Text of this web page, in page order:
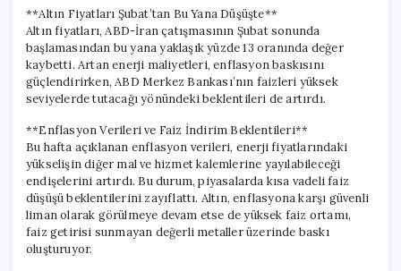
**Altın Fiyatları Şubat’tan Bu Yana Düşüşte**
Altın fiyatları, ABD-İran çatışmasının Şubat sonunda
başlamasından bu yana yaklaşık yüzde 13 oranında değer
kaybetti. Artan enerji maliyetleri, enflasyon baskısını
güçlendirirken, ABD Merkez Bankası’nın faizleri yüksek
seviyelerde tutacağı yönündeki beklentileri de artırdı.
**Enflasyon Verileri ve Faiz İndirim Beklentileri**
Bu hafta açıklanan enflasyon verileri, enerji fiyatlarındaki
yükselişin diğer mal ve hizmet kalemlerine yayılabileceği
endişelerini artırdı. Bu durum, piyasalarda kısa vadeli faiz
düşüşü beklentilerini zayıflattı. Altın, enflasyona karşı güvenli
liman olarak görülmeye devam etse de yüksek faiz ortamı,
faiz getirisi sunmayan değerli metaller üzerinde baskı
oluşturuyor.